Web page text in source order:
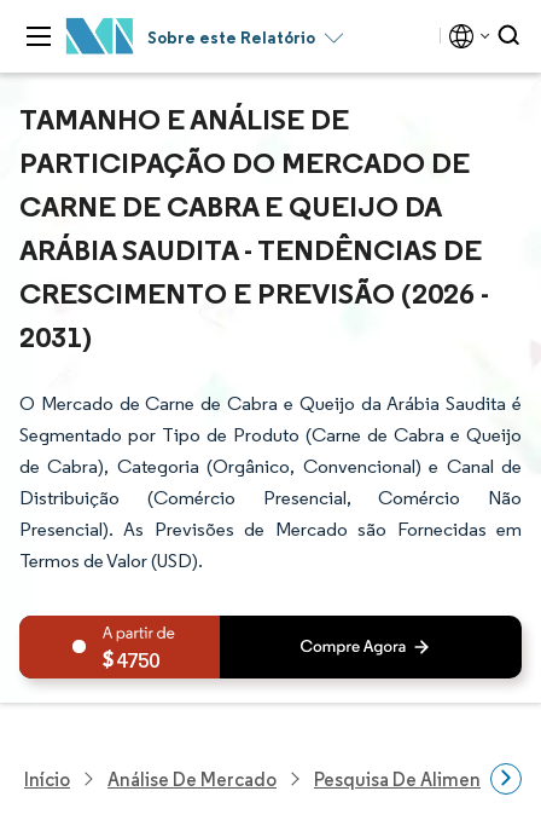
Sobre este Relatório
TAMANHO E ANÁLISE DE
PARTICIPAÇÃO DO MERCADO DE
CARNE DE CABRA E QUEIJO DA
ARÁBIA SAUDITA - TENDÊNCIAS DE
CRESCIMENTO E PREVISÃO (2026 -
2031)
O Mercado de Carne de Cabra e Queijo da Arábia Saudita é
Segmentado por Tipo de Produto (Carne de Cabra e Queijo
de Cabra), Categoria (Orgânico, Convencional) e Canal de
Distribuição (Comércio Presencial, Comércio Não
Presencial). As Previsões de Mercado são Fornecidas em
Termos de Valor (USD).
4750
Início Análise De Mercado Pesquisa De Alimentos E